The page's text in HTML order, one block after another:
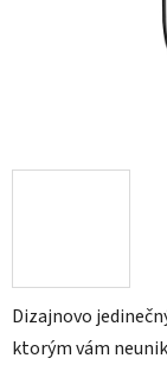
Dizajnovo
ktorým vám